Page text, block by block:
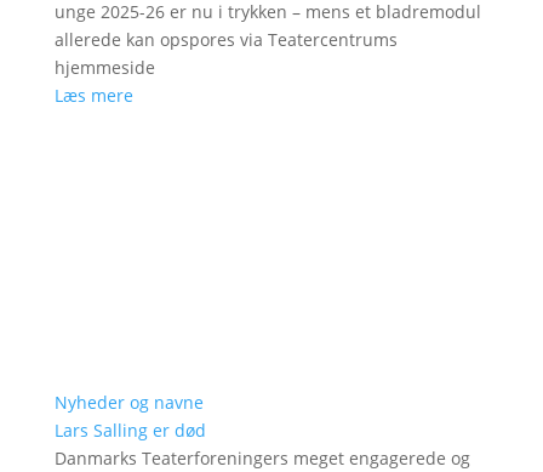
unge 2025-26 er nu i trykken – mens et bladremodul
allerede kan opspores via Teatercentrums
hjemmeside
Læs mere
Nyheder og navne
Lars Salling er død
Danmarks Teaterforeningers meget engagerede og